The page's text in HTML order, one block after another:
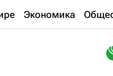
Экономика